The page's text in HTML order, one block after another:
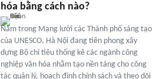
hóa bằng cách nào?
Nằm trong Mạng lưới các Thành phố sáng tạo
của UNESCO, Hà Nội đang tiên phong xây
dựng Bộ chỉ tiêu thống kê các ngành công
nghiệp văn hóa nhằm tạo nền tảng cho công
tác quản lý, hoạch định chính sách và theo dõi